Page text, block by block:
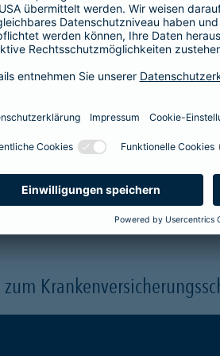
Krankenhaus
(je nach gewähltem Baustein)
einen Arzt oder eine Ärztin der
der Wahlleistungen
Vorleistung der Beihilfe